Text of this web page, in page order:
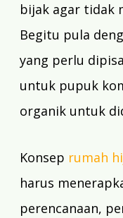
bijak agar tidak
Begitu pula
yang perlu
untuk pupuk
organik untuk
Konsep rumah
harus
perencanaan,